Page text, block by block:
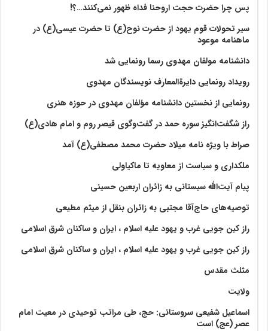
پس چرا حضرت حجت اروحنا فداه ظهور نمی‌کنند…؟!
سیر تحولات قوم یهود از حضرت نوح(ع) تا حضرت عیسی(ع) در
ماهنامه موعود
دانشنامه مولفان مهدوی رسما رونمایی شد
رویداد رونمایی دایرةالمعارف نویسندگان مهدوی
رونمایی از نخستین دانشنامه مؤلفان مهدوی در حوزه هنری
راز شگفت‌انگیز سوره حمد در گفت‌وگوی قیصر روم و امام هادی(ع)
صراط با ویژه نامه میلاد حضرت محمد مصطفی(ع) آمد
ملکداری و سیاست از معاویه تا ماکیاولی
پیام آیت‌الله سیستانی به زائران اربعین حسینی
توصیه‌های حاج‌آقا مجتبی به زائران بنقل از میثم مطیعی
راز کین جویی غرب و یهود علیه اسلام ، ایران و ساکنان شرق اسلامی
راز کین جویی غرب و یهود علیه اسلام ، ایران و ساکنان شرق اسلامی
مثلث مقدس
ولايت‏
اسماعیل شفیعی سروستانی: حج، طی مراتب توحیدی در معیت امام
عصر (عج) است